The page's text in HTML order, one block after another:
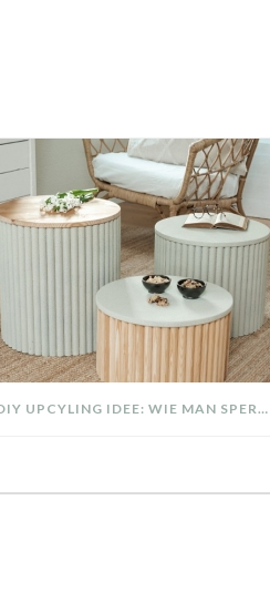
DIY UPCYLING IDEE: WIE MAN SPERRMÜLL IN EIN DESIGNER TEIL VERWANDELT